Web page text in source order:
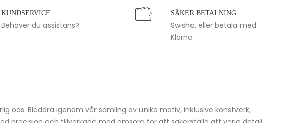
KUNDSERVICE
Behöver du assistans?
SÄKER BETALNING
Swisha, eller betala med
Klarna
Bläddra igenom vår samling av unika motiv, inklusive konstverk,